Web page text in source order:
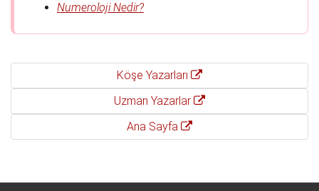
Numeroloji Nedir?
Köşe Yazarları
Uzman Yazarlar
Ana Sayfa